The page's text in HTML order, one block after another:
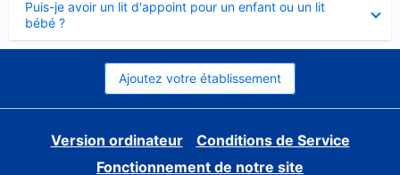
Puis-je avoir un lit d'appoint pour un enfant ou un lit
bébé ?
fermé
Ajoutez votre établissement
Version ordinateur
Conditions de Service
Fonctionnement de notre site